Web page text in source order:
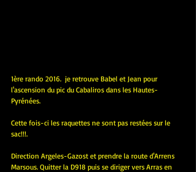
1ère rando 2016.  je retrouve Babel et Jean pour
l'ascension du pic du Cabaliros dans les Hautes-
Pyrénées.
Cette fois-ci les raquettes ne sont pas restées sur le
sac!!!.
Direction Argeles-Gazost et prendre la route d'Arrens
Marsous. Quitter la D918 puis se diriger vers Arras en